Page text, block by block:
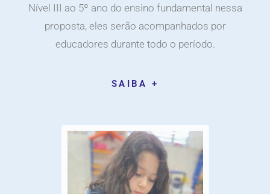
Nível III ao 5º ano do ensino fundamental nessa
proposta, eles serão acompanhados por
educadores durante todo o período.
SAIBA +